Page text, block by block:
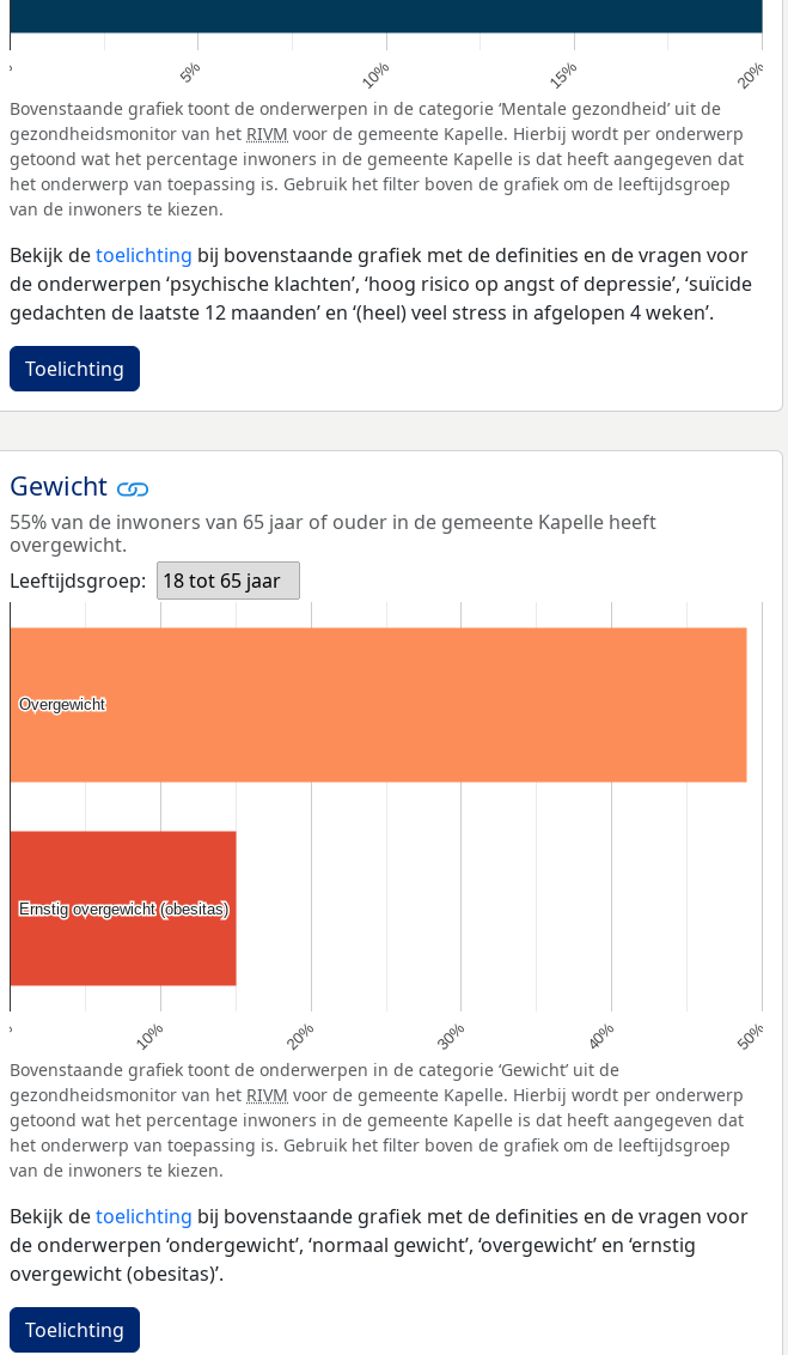
0% 5% 10% 15% 20%
Bovenstaande grafiek toont de onderwerpen in de categorie ‘Mentale gezondheid’ uit de
gezondheidsmonitor van het RIVM voor de gemeente Kapelle. Hierbij wordt per onderwerp
getoond wat het percentage inwoners in de gemeente Kapelle is dat heeft aangegeven dat
het onderwerp van toepassing is. Gebruik het filter boven de grafiek om de leeftijdsgroep
van de inwoners te kiezen.
Bekijk detoelichting bij bovenstaande grafiek met de definities en de vragen voor
de onderwerpen ‘psychische klachten’, ‘hoog risico op angst of depressie’, ‘suïcide
gedachten de laatste 12 maanden’ en ‘(heel) veel stress in afgelopen 4 weken’.
Toelichting
Gewicht
55% van de inwoners van 65 jaar of ouder in de gemeente Kapelle heeft
overgewicht.
Leeftijdsgroep:
18 tot 65 jaar
0% 10% 20% 30% 40% 50%
Overgewicht
Overgewicht
Ernstig overgewicht (obesitas)
Ernstig overgewicht (obesitas)
Bovenstaande grafiek toont de onderwerpen in de categorie ‘Gewicht’ uit de
gezondheidsmonitor van het RIVM voor de gemeente Kapelle. Hierbij wordt per onderwerp
getoond wat het percentage inwoners in de gemeente Kapelle is dat heeft aangegeven dat
het onderwerp van toepassing is. Gebruik het filter boven de grafiek om de leeftijdsgroep
van de inwoners te kiezen.
Bekijk detoelichting bij bovenstaande grafiek met de definities en de vragen voor
de onderwerpen ‘ondergewicht’, ‘normaal gewicht’, ‘overgewicht’ en ‘ernstig
overgewicht (obesitas)’.
Toelichting